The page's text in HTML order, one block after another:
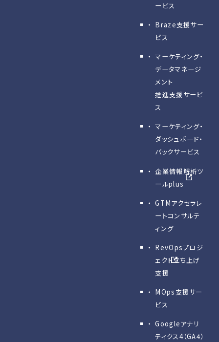
ービス
Braze支援サー
ビス
マーケティング・
データマネージ
メント
推進支援サービ
ス
マーケティング・
ダッシュボード・
パックサービス
企業情報解析ツ
ールplus
GTMアクセラレ
ートコンサルテ
ィング
RevOpsプロジ
ェクト立ち上げ
支援
MOps支援サー
ビス
Googleアナリ
ティクス4（GA4）